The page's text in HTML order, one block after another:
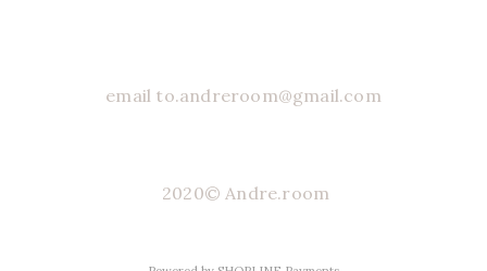
email to.andreroom@gmail.com
2020© Andre.room